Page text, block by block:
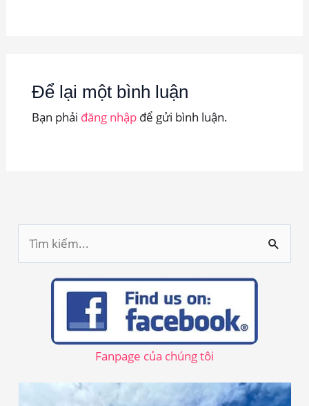
Để lại một bình luận
Bạn phải đăng nhậpđể gửi bình luận.
ì
Fanpage của chúng tôi